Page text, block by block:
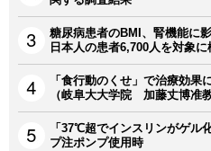
糖尿病患者のBMI、腎機能に
日本人の患者6,700人を対象に
「食行動のくせ」で治療効果
（岐阜大大学院 加藤丈博准
「37℃超でインスリンがゲ
プ注ポンプ使用時